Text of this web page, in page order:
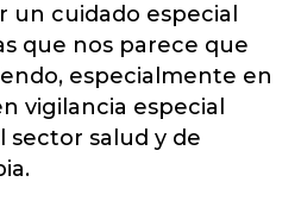
cuidado especial
que nos parece que
especialmente en
vigilancia especial
sector salud y de